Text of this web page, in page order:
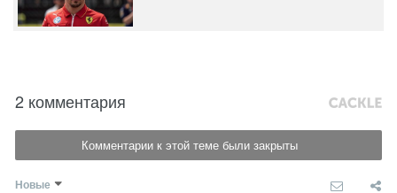
2 комментария
Комментарии к этой теме были закрыты
Новые